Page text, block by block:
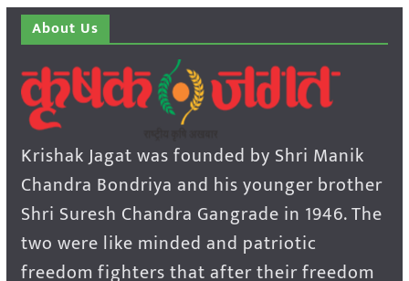
About Us
Krishak Jagat was founded by Shri Manik
Chandra Bondriya and his younger brother
Shri Suresh Chandra Gangrade in 1946. The
two were like minded and patriotic
freedom fighters that after their freedom